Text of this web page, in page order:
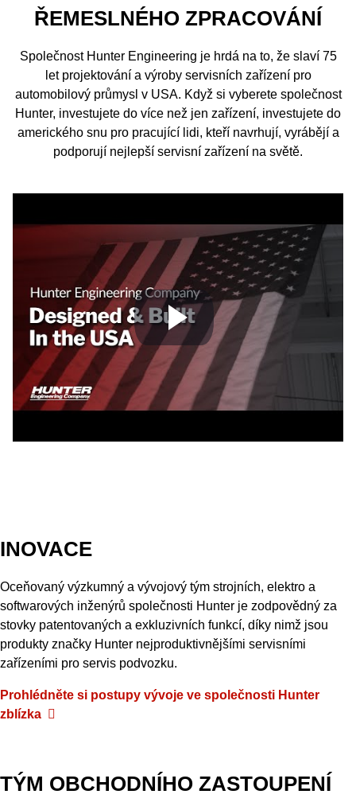
ŘEMESLNÉHO ZPRACOVÁNÍ
Společnost Hunter Engineering je hrdá na to, že slaví 75
let projektování a výroby servisních zařízení pro
automobilový průmysl v USA. Když si vyberete společnost
Hunter, investujete do více než jen zařízení, investujete do
amerického snu pro pracující lidi, kteří navrhují, vyrábějí a
podporují nejlepší servisní zařízení na světě.
INOVACE
Oceňovaný výzkumný a vývojový tým strojních, elektro a
softwarových inženýrů společnosti Hunter je zodpovědný za
stovky patentovaných a exkluzivních funkcí, díky nimž jsou
produkty značky Hunter nejproduktivnějšími servisními
zařízeními pro servis podvozku.
Prohlédněte si postupy vývoje ve společnosti Hunter
zblízka
TÝM OBCHODNÍHO ZASTOUPENÍ